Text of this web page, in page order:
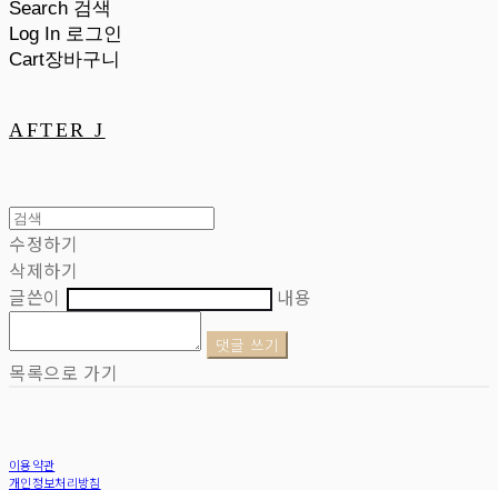
Search 검색
Log In 로그인
Cart장바구니
AFTER J
수정하기
삭제하기
글쓴이
내용
댓글 쓰기
목록으로 가기
이용약관
개인정보처리방침